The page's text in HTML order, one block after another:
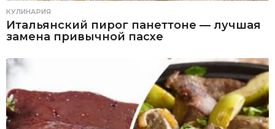
КУЛИНАРИЯ
Итальянский пирог панеттоне — лучшая
замена привычной пасхе